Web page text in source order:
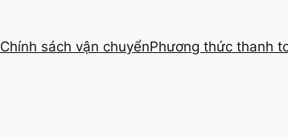
Chính sách vận chuyểnPhương thức thanh